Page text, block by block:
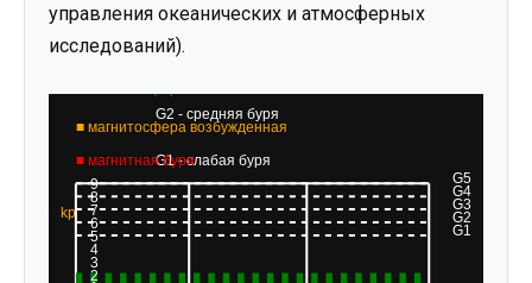
управления океанических и атмосферных
исследований).